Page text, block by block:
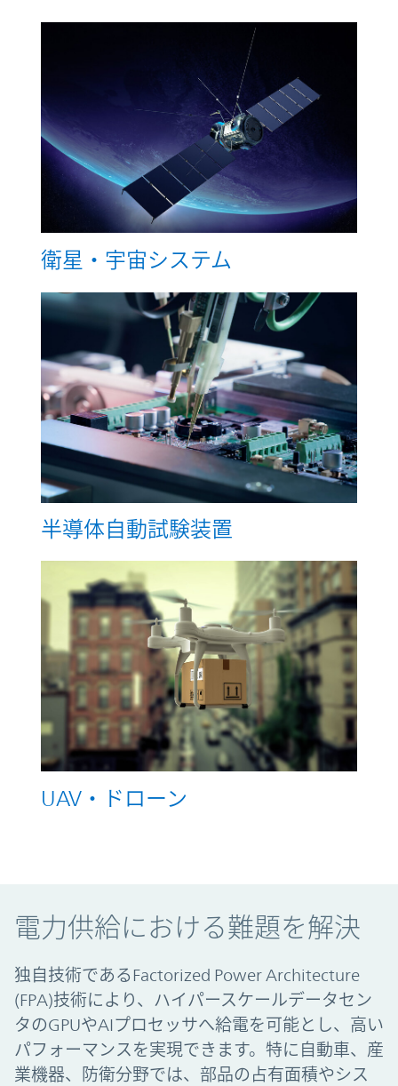
衛星・宇宙システム
半導体自動試験装置
UAV・ドローン
電力供給における難題を解決
電力供給における難題を解決
独自技術であるFactorized Power Architecture
(FPA)技術により、ハイパースケールデータセン
タのGPUやAIプロセッサへ給電を可能とし、高い
パフォーマンスを実現できます。特に自動車、産
業機器、防衛分野では、部品の占有面積やシス